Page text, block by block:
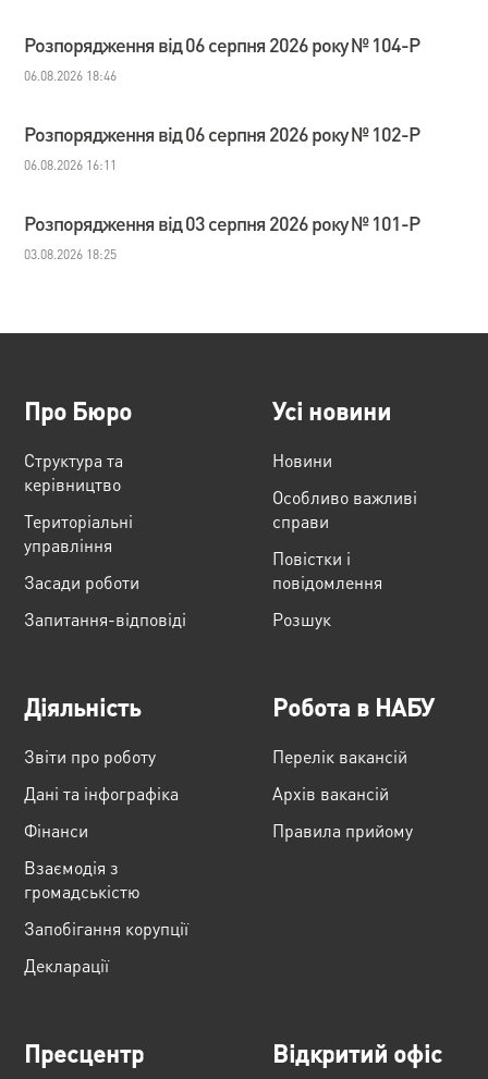
Розпорядження від 06 серпня 2026 року № 104-Р
06.08.2026 18:46
Розпорядження від 06 серпня 2026 року № 102-Р
06.08.2026 16:11
Розпорядження від 03 серпня 2026 року № 101-Р
03.08.2026 18:25
Про Бюро
Структура та
керівництво
Територіальні
управління
Засади роботи
Запитання-відповіді
Усі новини
Новини
Особливо важливі
справи
Повістки і
повідомлення
Розшук
Діяльність
Звіти про роботу
Дані та інфографіка
Фінанси
Взаємодія з
громадськістю
Запобігання корупції
Декларації
Робота в НАБУ
Перелік вакансій
Архів вакансій
Правила прийому
Пресцентр Відкритий офіс